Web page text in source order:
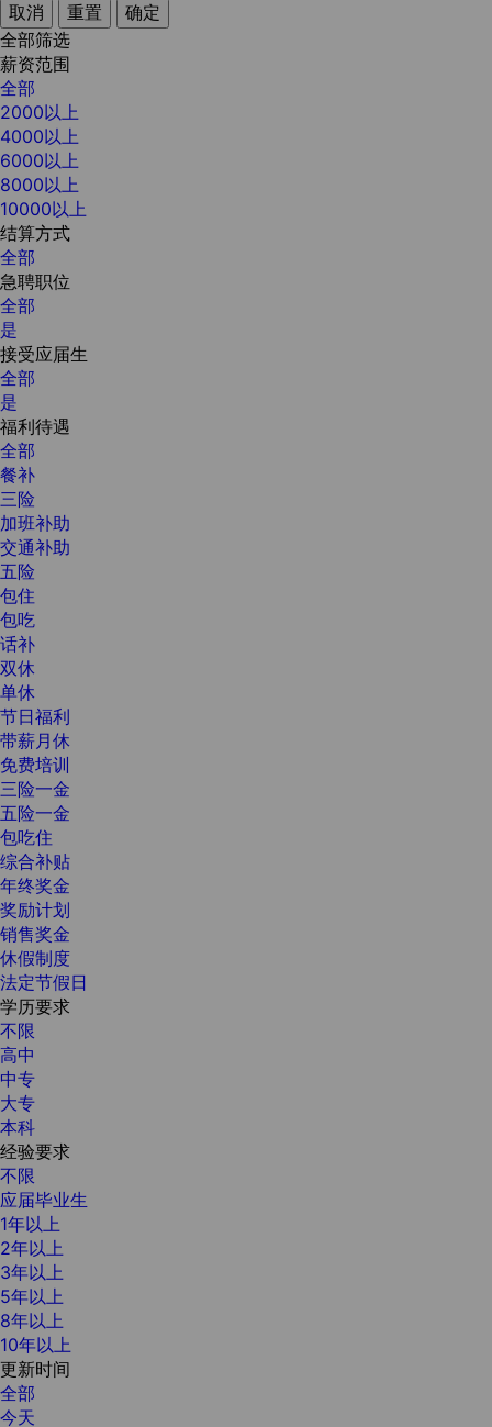
取消 重置
确定
全部筛选
薪资范围
全部
2000以上
4000以上
6000以上
8000以上
10000以上
结算方式
全部
急聘职位
全部
是
接受应届生
全部
是
福利待遇
全部
餐补
三险
加班补助
交通补助
五险
包住
包吃
话补
双休
单休
节日福利
带薪月休
免费培训
三险一金
五险一金
包吃住
综合补贴
年终奖金
奖励计划
销售奖金
休假制度
法定节假日
学历要求
不限
高中
中专
大专
本科
经验要求
不限
应届毕业生
1年以上
2年以上
3年以上
5年以上
8年以上
10年以上
更新时间
全部
今天